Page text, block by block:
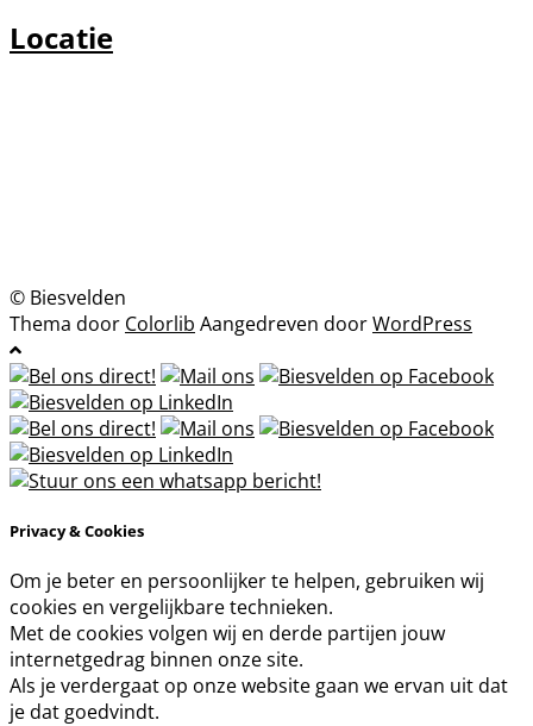
Locatie
© Biesvelden
Thema door Colorlib Aangedreven doorWordPress
Privacy & Cookies
Om je beter en persoonlijker te helpen, gebruiken wij
cookies en vergelijkbare technieken.
Met de cookies volgen wij en derde partijen jouw
internetgedrag binnen onze site.
Als je verdergaat op onze website gaan we ervan uit dat
je dat goedvindt.